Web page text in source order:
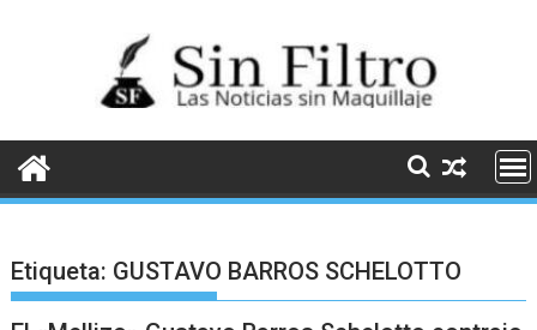
Etiqueta: GUSTAVO BARROS SCHELOTTO